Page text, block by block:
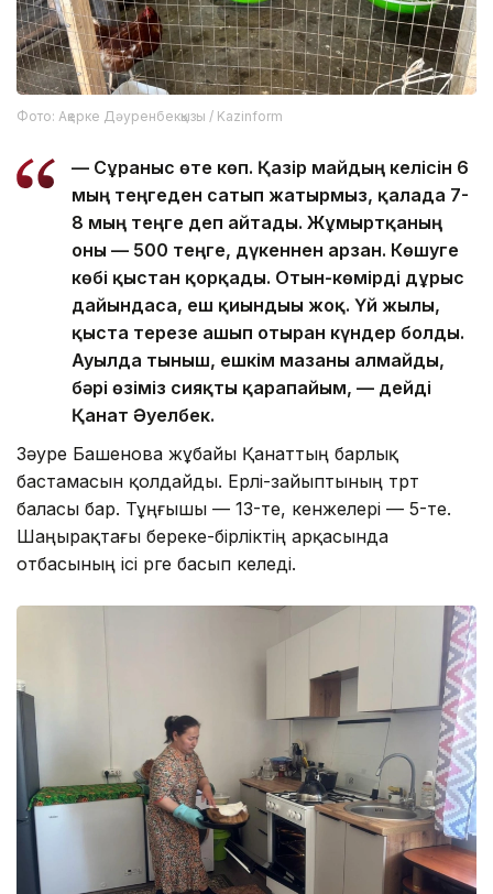
Фото: Ақерке Дәуренбекқызы / Kazinform
— Сұраныс өте көп. Қазір майдың келісін 6
мың теңгеден сатып жатырмыз, қалада 7-
8 мың теңге деп айтады. Жұмыртқаның
оны — 500 теңге, дүкеннен арзан. Көшуге
көбі қыстан қорқады. Отын-көмірді дұрыс
дайындаса, еш қиындығы жоқ. Үй жылы,
қыста терезе ашып отырған күндер болды.
Ауылда тыныш, ешкім мазаны алмайды,
бәрі өзіміз сияқты қарапайым, — дейді
Қанат Әуелбек.
Зәуре Башенова жұбайы Қанаттың барлық
бастамасын қолдайды. Ерлі-зайыптының төрт
баласы бар. Тұңғышы — 13-те, кенжелері — 5-те.
Шаңырақтағы береке-бірліктің арқасында
отбасының ісі өрге басып келеді.